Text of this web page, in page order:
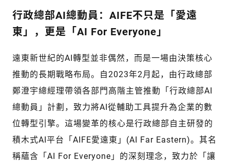
行政總部AI總動員：AIFE不只是「愛遠
東」，更是「AI For Everyone」
遠東新世紀的AI轉型並非偶然，而是一場由決策核心
推動的長期戰略布局。自2023年2月起，由行政總部
鄭澄宇總經理帶領各部門高階主管推動「行政總部AI
總動員」計劃，致力將AI從輔助工具提升為企業的數
位轉型引擎。這場變革的核心是行政總部自主研發的
積木式AI平台「AIFE愛遠東」(AI Far Eastern)。其名
稱蘊含「AI For Everyone」的深刻理念，致力於「讓